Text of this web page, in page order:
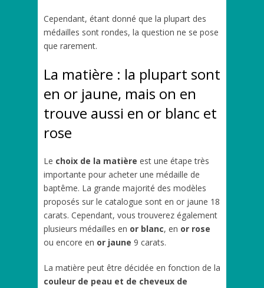
Cependant, étant donné que la plupart des
médailles sont rondes, la question ne se pose
que rarement.
La matière : la plupart sont
en or jaune, mais on en
trouve aussi en or blanc et
rose
Le choix de la matière est une étape très
importante pour acheter une médaille de
baptême. La grande majorité des modèles
proposés sur le catalogue sont en or jaune 18
carats. Cependant, vous trouverez également
plusieurs médailles en or blanc, en or rose
ou encore en or jaune 9 carats.
La matière peut être décidée en fonction de la
couleur de peau et de cheveux de